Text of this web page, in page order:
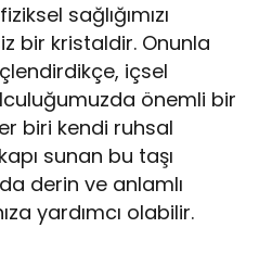
sağlığımızı
bir kristaldir. Onunla
içsel
önemli bir
biri kendi ruhsal
sunan bu taşı
derin ve anlamlı
yardımcı olabilir.